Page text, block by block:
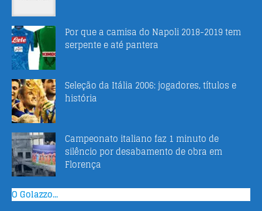
Por que a camisa do Napoli 2018-2019 tem
serpente e até pantera
Seleção da Itália 2006: jogadores, títulos e
história
Campeonato italiano faz 1 minuto de
silêncio por desabamento de obra em
Florença
O Golazzo...